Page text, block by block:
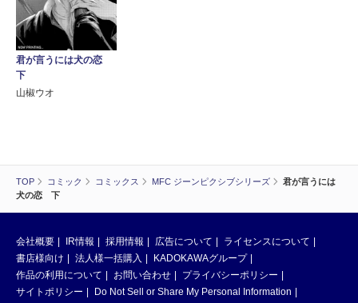
TOP コミック コミックス MFC ジーンピクシブシリーズ
君が言うには
犬の恋 下
君が言うには犬の恋
下
山椒ウオ
会社概要 IR情報 採用情報 広告について
ライセンスについて
書店様向け
法人様一括購入
KADOKAWAグループ
作品の利用について
お問い合わせ
プライバシーポリシー
サイトポリシー
Do Not Sell or Share My Personal Information